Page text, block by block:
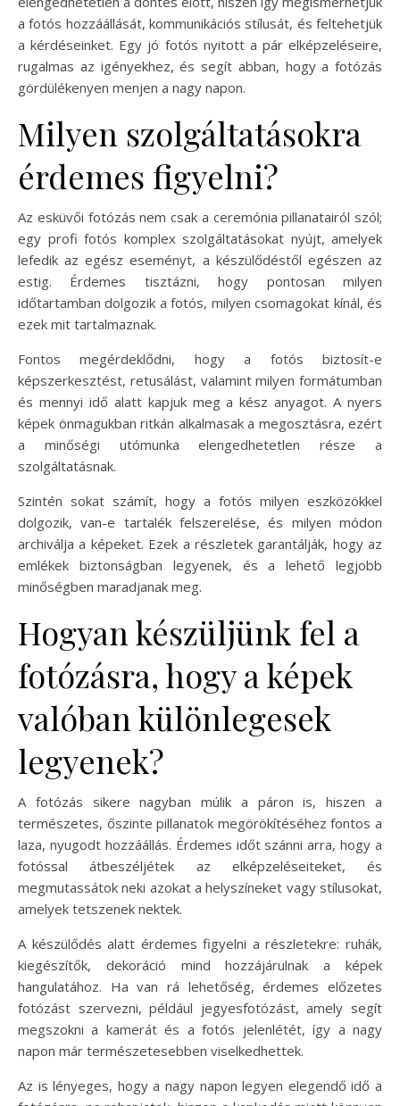
a fotós hozzáállását, kommunikációs stílusát, és feltehetjük
a kérdéseinket. Egy jó fotós nyitott a pár elképzeléseire,
rugalmas az igényekhez, és segít abban, hogy a fotózás
gördülékenyen menjen a nagy napon.
Milyen szolgáltatásokra
érdemes figyelni?
Az esküvői fotózás nem csak a ceremónia pillanatairól szól;
egy profi fotós komplex szolgáltatásokat nyújt, amelyek
lefedik az egész eseményt, a készülődéstől egészen az
estig. Érdemes tisztázni, hogy pontosan milyen
időtartamban dolgozik a fotós, milyen csomagokat kínál, és
ezek mit tartalmaznak.
Fontos megérdeklődni, hogy a fotós biztosít-e
képszerkesztést, retusálást, valamint milyen formátumban
és mennyi idő alatt kapjuk meg a kész anyagot. A nyers
képek önmagukban ritkán alkalmasak a megosztásra, ezért
a minőségi utómunka elengedhetetlen része a
szolgáltatásnak.
Szintén sokat számít, hogy a fotós milyen eszközökkel
dolgozik, van-e tartalék felszerelése, és milyen módon
archiválja a képeket. Ezek a részletek garantálják, hogy az
emlékek biztonságban legyenek, és a lehető legjobb
minőségben maradjanak meg.
Hogyan készüljünk fel a
fotózásra, hogy a képek
valóban különlegesek
legyenek?
A fotózás sikere nagyban múlik a páron is, hiszen a
természetes, őszinte pillanatok megörökítéséhez fontos a
laza, nyugodt hozzáállás. Érdemes időt szánni arra, hogy a
fotóssal átbeszéljétek az elképzeléseiteket, és
megmutassátok neki azokat a helyszíneket vagy stílusokat,
amelyek tetszenek nektek.
A készülődés alatt érdemes figyelni a részletekre: ruhák,
kiegészítők, dekoráció mind hozzájárulnak a képek
hangulatához. Ha van rá lehetőség, érdemes előzetes
fotózást szervezni, például jegyesfotózást, amely segít
megszokni a kamerát és a fotós jelenlétét, így a nagy
napon már természetesebben viselkedhettek.
Az is lényeges, hogy a nagy napon legyen elegendő idő a